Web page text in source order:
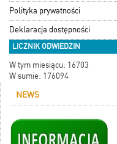
Polityka prywatności
Deklaracja dostępności
LICZNIK ODWIEDZIN
W tym miesiącu: 16703
W sumie: 176094
NEWS